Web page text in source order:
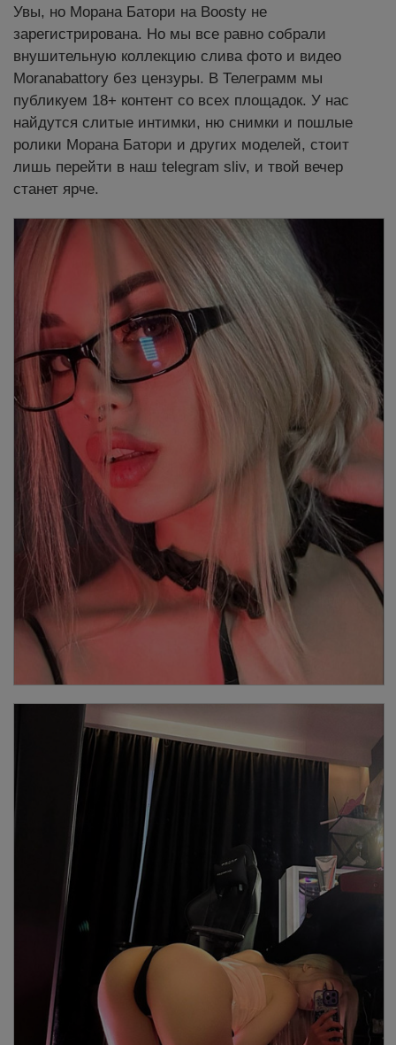
Увы, но Морана Батори на Boosty не
зарегистрирована. Но мы все равно собрали
внушительную коллекцию слива фото и видео
Moranabattory без цензуры. В Телеграмм мы
публикуем 18+ контент со всех площадок. У нас
найдутся слитые интимки, ню снимки и пошлые
ролики Морана Батори и других моделей, стоит
лишь перейти в наш telegram sliv, и твой вечер
станет ярче.